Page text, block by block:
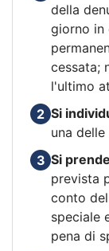
della
giorno in
cessata;
l'ultimo
2 Si
una
3 Si
prevista
conto
speciale
pena di